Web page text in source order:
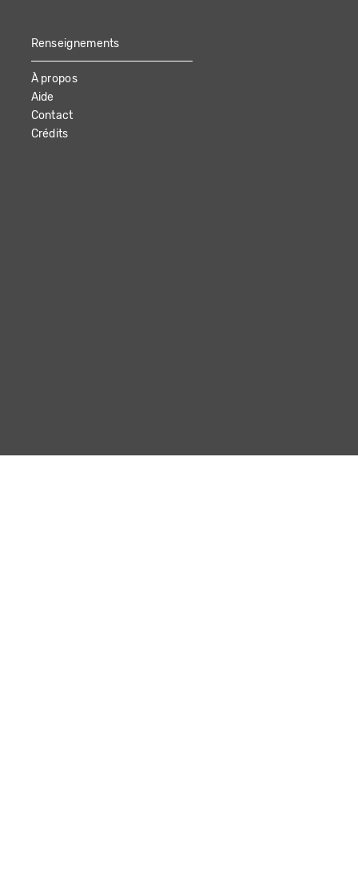
Renseignements
À propos
Aide
Contact
Crédits